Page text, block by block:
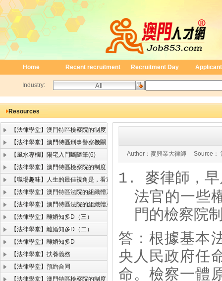
Home Recent recruitment Recruitment Day
Industry:
Resources
【法律學堂】澳門特區檢察院的制度
【法律學堂】澳門特區刑事警察機關
【風水專欄】陽宅入門斷隨筆(6)
【法律學堂】澳門特區檢察院的制度
【職場趣味】人生的最佳視角是，看遠顧近
【法律學堂】澳門特區法院的組織體系（二）
【法律學堂】澳門特區法院的組織體系（一）
【法律學堂】離婚知多D（三）
【法律學堂】離婚知多D（二）
【法律學堂】離婚知多D
【法律學堂】扶養義務
【法律學堂】預約合同
【法律學堂】澳門特區檢察院的制度
Author： 麥興業大律師 Source：
1. 麥律師，
法官的一些
門的檢察院
答： 根據基本
央人民政府任
命。檢察一體